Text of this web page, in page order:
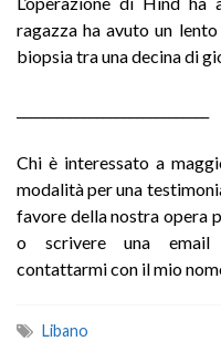
ragazza ha avuto un
biopsia tra una decina di
Chi è interessato a
modalità per una
favore della nostra opera
o scrivere una
contattarmi con il mio
Libano